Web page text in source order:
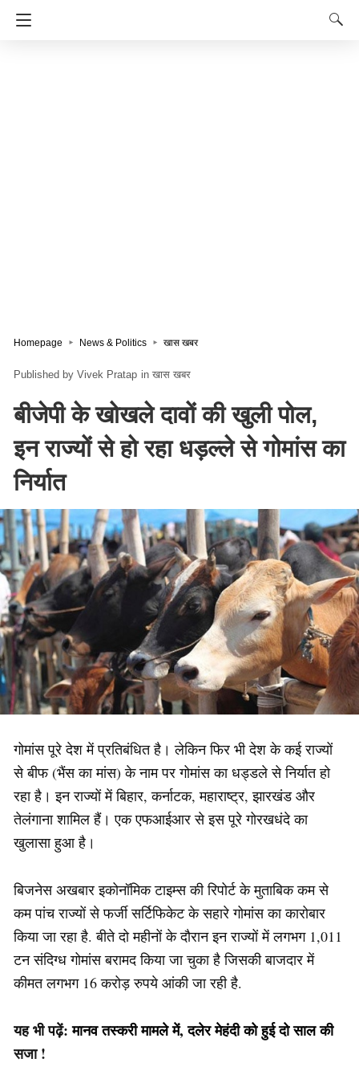
Homepage News & Politics खास खबर
Vivek Pratap in खास खबर
बीजेपी के खोखले दावों की खुली पोल,
इन राज्यों से हो रहा धड़ल्ले से गोमांस का
निर्यात
गोमांस पूरे देश में प्रतिबंधित है। लेकिन फिर भी देश के कई राज्यों
से बीफ (भैंस का मांस) के नाम पर गोमांस का धड्डले से निर्यात हो
रहा है। इन राज्यों में बिहार, कर्नाटक, महाराष्ट्र, झारखंड और
तेलंगाना शामिल हैं। एक एफआईआर से इस पूरे गोरखधंदे का
खुलासा हुआ है।
बिजनेस अखबार इकोनॉमिक टाइम्स की रिपोर्ट के मुताबिक कम से
कम पांच राज्यों से फर्जी सर्टिफिकेट के सहारे गोमांस का कारोबार
किया जा रहा है. बीते दो महीनों के दौरान इन राज्यों में लगभग 1,011
टन संदिग्ध गोमांस बरामद किया जा चुका है जिसकी बाजदार में
कीमत लगभग 16 करोड़ रुपये आंकी जा रही है.
यह भी पढ़ें:मानव तस्करी मामले में, दलेर मेहंदी को हुई दो साल की
सजा !